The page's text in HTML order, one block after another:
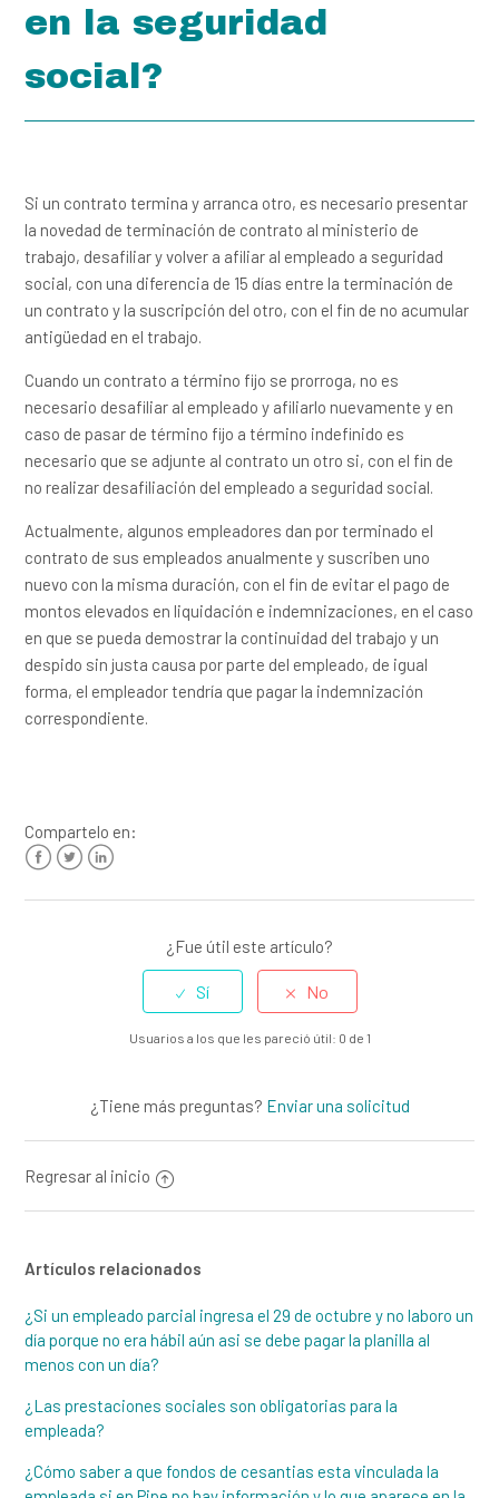
¿A partir de que fecha tiene cobertura mi empleada en las
SISBEN?
¿Cómo afilio a mi empleada que pertenece al SISBEN?
¿Cómo obtengo los radicados de afiliación?
seguridad social?
¿Cambiaré de contrato con mi empleada? ¿Debo hacer
cambios en la seguridad social?
en la seguridad
social?
Si un contrato termina y arranca otro, es necesario presentar
la novedad de terminación de contrato al ministerio de
trabajo, desafiliar y volver a afiliar al empleado a seguridad
social, con una diferencia de 15 días entre la terminación de
un contrato y la suscripción del otro, con el fin de no acumular
antigüedad en el trabajo.
Cuando un contrato a término fijo se prorroga, no es
necesario desafiliar al empleado y afiliarlo nuevamente y en
caso de pasar de término fijo a término indefinido es
necesario que se adjunte al contrato un otro si, con el fin de
no realizar desafiliación del empleado a seguridad social.
Actualmente, algunos empleadores dan por terminado el
contrato de sus empleados anualmente y suscriben uno
nuevo con la misma duración, con el fin de evitar el pago de
montos elevados en liquidación e indemnizaciones, en el caso
en que se pueda demostrar la continuidad del trabajo y un
despido sin justa causa por parte del empleado, de igual
forma, el empleador tendría que pagar la indemnización
correspondiente.
Compartelo en:
¿Fue útil este artículo?
Usuarios a los que les pareció útil: 0 de 1
¿Tiene más preguntas? Enviar una solicitud
Regresar al inicio
Artículos relacionados
¿Si un empleado parcial ingresa el 29 de octubre y no laboro un
día porque no era hábil aún asi se debe pagar la planilla al
menos con un día?
¿Las prestaciones sociales son obligatorias para la
empleada?
¿Cómo saber a que fondos de cesantias esta vinculada la